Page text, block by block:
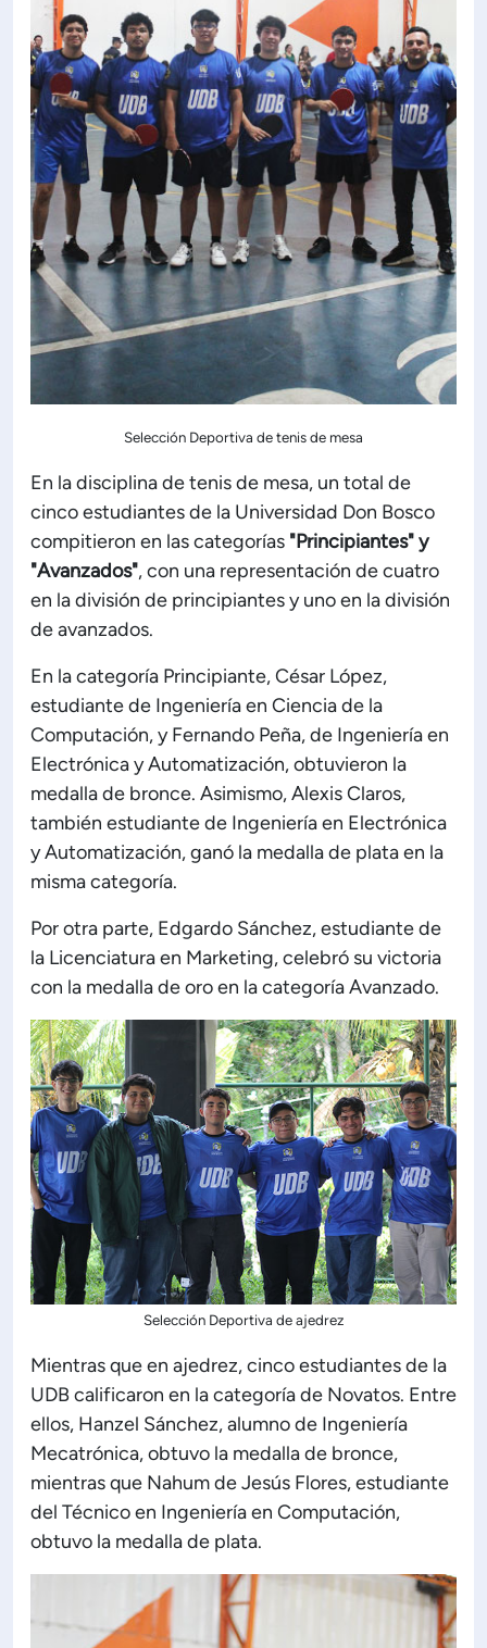
Acreditaciones
Boletín de noticias
Línea de tiempo
Selección Deportiva de tenis de mesa
En la disciplina de tenis de mesa, un total de
cinco estudiantes de la Universidad Don Bosco
compitieron en las categorías "Principiantes" y
"Avanzados", con una representación de cuatro
en la división de principiantes y uno en la división
de avanzados.
En la categoría Principiante, César López,
estudiante de Ingeniería en Ciencia de la
Computación, y Fernando Peña, de Ingeniería en
Electrónica y Automatización, obtuvieron la
medalla de bronce. Asimismo, Alexis Claros,
también estudiante de Ingeniería en Electrónica
y Automatización, ganó la medalla de plata en la
misma categoría.
Por otra parte, Edgardo Sánchez, estudiante de
la Licenciatura en Marketing, celebró su victoria
con la medalla de oro en la categoría Avanzado.
Selección Deportiva de ajedrez
Mientras que en ajedrez, cinco estudiantes de la
UDB calificaron en la categoría de Novatos. Entre
ellos, Hanzel Sánchez, alumno de Ingeniería
Mecatrónica, obtuvo la medalla de bronce,
mientras que Nahum de Jesús Flores, estudiante
del Técnico en Ingeniería en Computación,
obtuvo la medalla de plata.